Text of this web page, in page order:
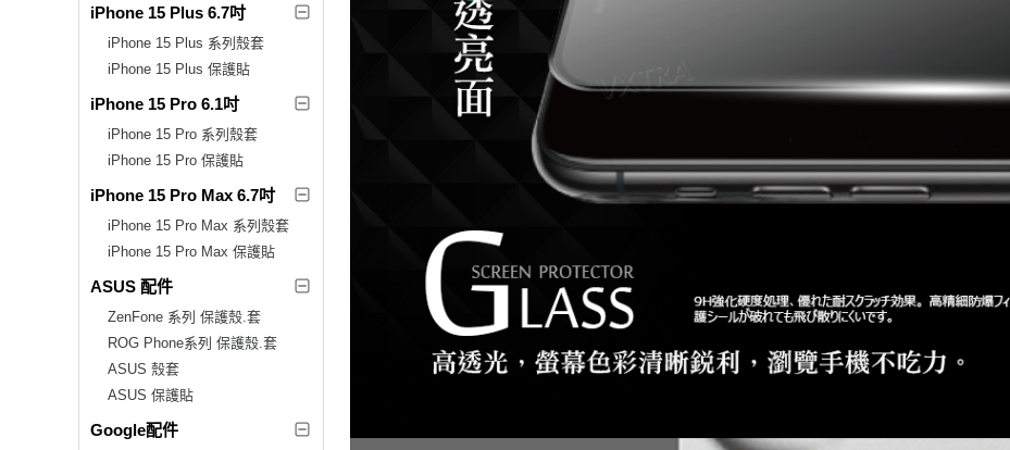
iPhone 15 Plus 6.7吋
iPhone 15 Plus 系列殼套
iPhone 15 Plus 保護貼
iPhone 15 Pro 6.1吋
iPhone 15 Pro 系列殼套
iPhone 15 Pro 保護貼
iPhone 15 Pro Max 6.7吋
iPhone 15 Pro Max 系列殼套
iPhone 15 Pro Max 保護貼
ASUS 配件
ZenFone 系列 保護殼.套
ROG Phone系列 保護殼.套
ASUS 殼套
ASUS 保護貼
Google配件